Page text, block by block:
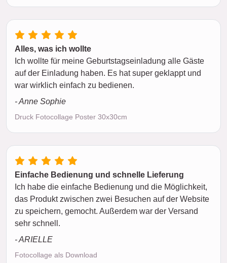
Alles, was ich wollte
Ich wollte für meine Geburtstagseinladung alle Gäste
auf der Einladung haben. Es hat super geklappt und
war wirklich einfach zu bedienen.
- Anne Sophie
Druck Fotocollage Poster 30x30cm
Einfache Bedienung und schnelle Lieferung
Ich habe die einfache Bedienung und die Möglichkeit,
das Produkt zwischen zwei Besuchen auf der Website
zu speichern, gemocht. Außerdem war der Versand
sehr schnell.
- ARIELLE
Fotocollage als Download